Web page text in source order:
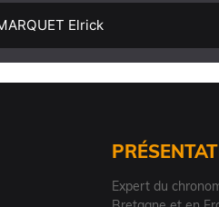
Expert du